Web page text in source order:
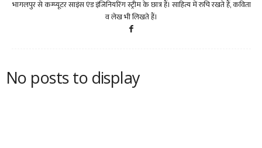
भागलपुर से कम्प्यूटर साइंस एंड इंजिनियरिंग स्ट्रीम के छात्र हैं। साहित्य में रुचि रखते हैं, कविता
व लेख भी लिखते हैं।
No posts to display